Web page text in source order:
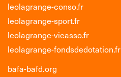
leolagrange-conso.fr
leolagrange-sport.fr
leolagrange-vieasso.fr
leolagrange-fondsdedotation.fr
bafa-bafd.org